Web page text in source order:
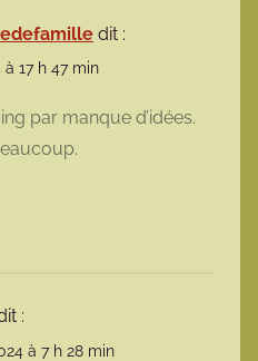
dit :
17 h 47 min
par manque d’idées.
:
à 7 h 28 min